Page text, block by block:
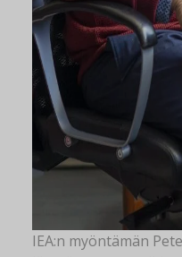
IEA:n myöntämän